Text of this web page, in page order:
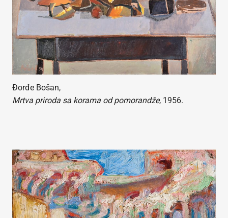
Đorđe Bošan,
Mrtva priroda sa korama od pomorandže, 1956.